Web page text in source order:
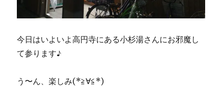
今日はいよいよ高円寺にある小杉湯さんにお邪魔し
て参ります♪
う〜ん、楽しみ(*≧∀≦*)